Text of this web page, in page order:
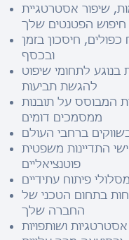
שיפור אסטרטגיית
חיפוש הפטנטים שלך
חיסכון בזמן
ובכסף
לתחומי שיפוט
להגשת תביעות
המבוסס על תובנות
ממסמכים דומים
ברחבי העולם
התדיינות משפטית
פוטנציאליים
פיתוח עתידיים
בתחום הטכני של
החברה שלך
אסטרטגיות ושותפויות